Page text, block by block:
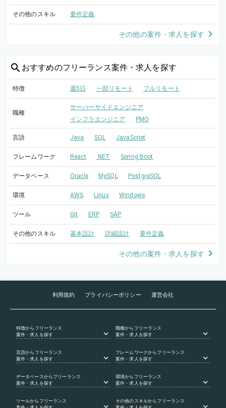
その他のスキル 要件定義
その他の案件・求人を探す
おすすめのフリーランス案件・求人を探す
特徴 週5日 一部リモート フルリモート
職種
サーバーサイドエンジニア
インフラエンジニア
PMO
言語 Java SQL JavaScript
フレームワーク React .NET Spring Boot
データベース Oracle MySQL PostgreSQL
環境 AWS Linux Windows
ツール Git ERP SAP
その他のスキル 基本設計 詳細設計 要件定義
その他の案件・求人を探す
利用規約 プライバシーポリシー 運営会社
特徴からフリーランス
案件・求人を探す
職種からフリーランス
案件・求人を探す
言語からフリーランス
案件・求人を探す
フレームワークからフリーランス
案件・求人を探す
データベース からフリーランス
案件・求人を探す
環境からフリーランス
案件・求人を探す
ツールからフリーランス
その他のスキルからフリーランス